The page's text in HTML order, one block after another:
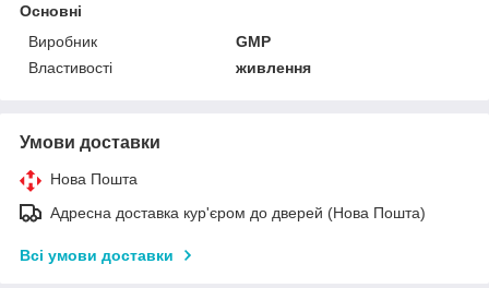
Основні
Виробник
GMP
Властивості
живлення
Умови доставки
Нова Пошта
Адресна доставка кур'єром до дверей (Нова Пошта)
Всі умови доставки